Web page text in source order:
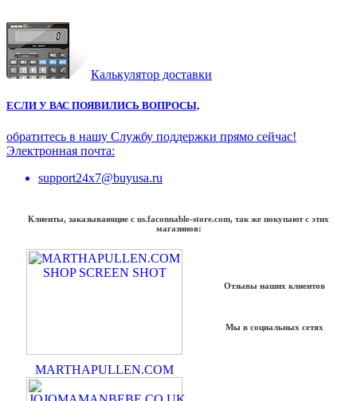
Калькулятор доставки
ЕСЛИ У ВАС ПОЯВИЛИСЬ ВОПРОСЫ,
обратитесь в нашу Службу поддержки прямо сейчас!
Электронная почта:
support24x7@buyusa.ru
Клиенты, заказывающие с us.faconnable-store.com, так же покупают с этих
магазинов:
MARTHAPULLEN.COM
Отзывы наших клиентов
Мы в социальных сетях